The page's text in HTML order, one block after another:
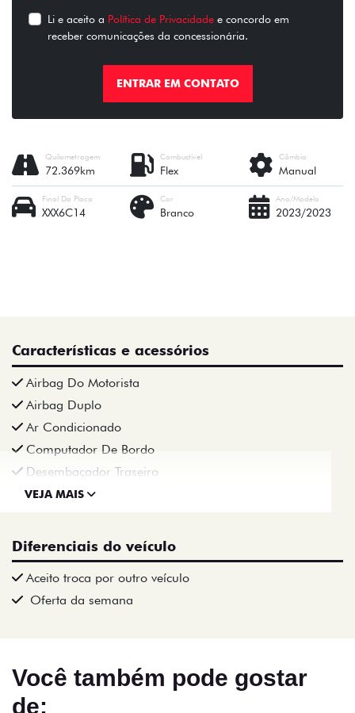
Li e aceito a Política de Privacidade e concordo em
receber comunicações da concessionária.
ENTRAR EM CONTATO
Câmbio
Manual
Combustível
Flex
Quilometragem
72.369km
Ano/Modelo
2023/2023
Cor
Branco
Final Da Placa
XXX6C14
Características e acessórios
Airbag Do Motorista
Airbag Duplo
Ar Condicionado
Computador De Bordo
Desembaçador Traseiro
VEJA MAIS
Diferenciais do veículo
Aceito troca por outro veículo
Oferta da semana
Você também pode gostar
de: